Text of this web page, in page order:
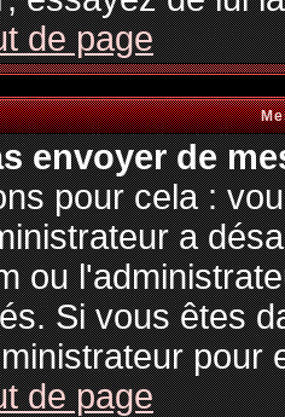
de page
envoyer de
pour cela :
a
ou
Si vous êtes
pour
de page